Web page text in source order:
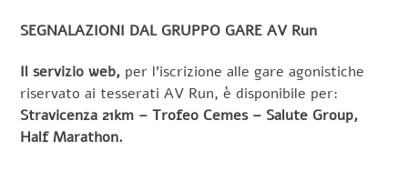
SEGNALAZIONI DAL GRUPPO GARE AV Run
Il servizio web, per l’iscrizione alle gare agonistiche
riservato ai tesserati AV Run, è disponibile per:
Stravicenza 21km – Trofeo Cemes – Salute Group,
Half Marathon.